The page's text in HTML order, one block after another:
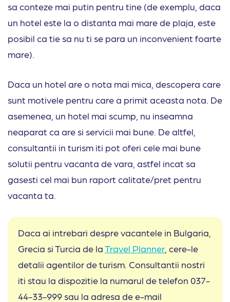
sa conteze mai putin pentru tine (de exemplu, daca
un hotel este la o distanta mai mare de plaja, este
posibil ca tie sa nu ti se para un inconvenient foarte
mare).
Daca un hotel are o nota mai mica, descopera care
sunt motivele pentru care a primit aceasta nota. De
asemenea, un hotel mai scump, nu inseamna
neaparat ca are si servicii mai bune. De altfel,
consultantii in turism iti pot oferi cele mai bune
solutii pentru vacanta de vara, astfel incat sa
gasesti cel mai bun raport calitate/pret pentru
vacanta ta.
Daca ai intrebari despre vacantele in Bulgaria,
Grecia si Turcia de laTravel Planner , cere-le
detalii agentilor de turism. Consultantii nostri
iti stau la dispozitie la numarul de telefon 037-
44-33-999 sau la adresa de e-mail